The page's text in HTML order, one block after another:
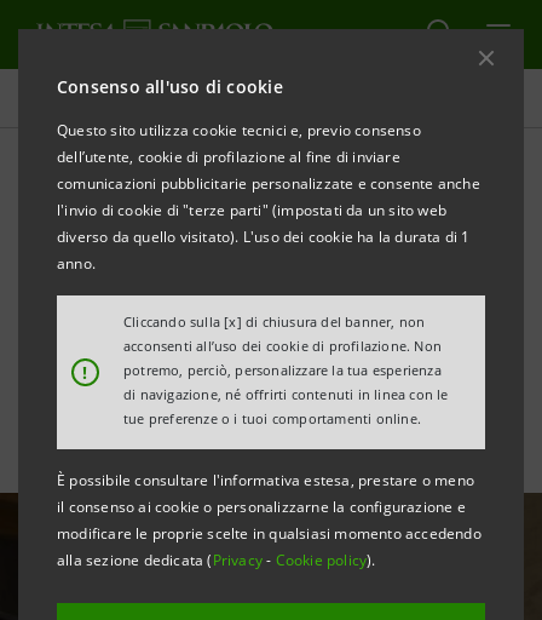
Consenso all'uso di cookie
Questo sito utilizza cookie tecnici e, previo consenso
dell’utente, cookie di profilazione al fine di inviare
comunicazioni pubblicitarie personalizzate e consente anche
l'invio di cookie di "terze parti" (impostati da un sito web
diverso da quello visitato). L'uso dei cookie ha la durata di 1
anno.
!
Cliccando sulla [x] di chiusura del banner, non
acconsenti all’uso dei cookie di profilazione. Non
potremo, perciò, personalizzare la tua esperienza
di navigazione, né offrirti contenuti in linea con le
tue preferenze o i tuoi comportamenti online.
È possibile consultare l'informativa estesa, prestare o meno
il consenso ai cookie o personalizzarne la configurazione e
modificare le proprie scelte in qualsiasi momento accedendo
alla sezione dedicata (Privacy- Cookie policy).
Tutte le news
Intesa Sanpaolo finanzia
IGD con €10mln per
investimenti in resilienza
climatica